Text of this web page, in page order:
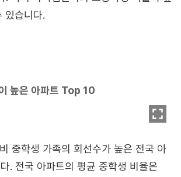
있습니다.
높은 아파트 Top 10
중학생 가족의 회선수가 높은 전국 아
. 전국 아파트의 평균 중학생 비율은